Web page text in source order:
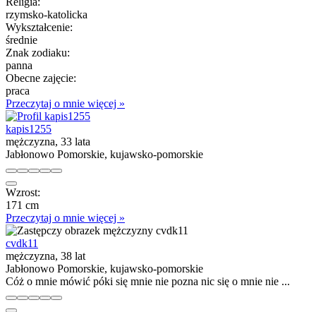
rzymsko-katolicka
Wykształcenie:
średnie
Znak zodiaku:
panna
Obecne zajęcie:
praca
Przeczytaj o mnie więcej »
kapis1255
mężczyzna, 33 lata
Jabłonowo Pomorskie, kujawsko-pomorskie
Wzrost:
171 cm
Przeczytaj o mnie więcej »
cvdk11
mężczyzna, 38 lat
Jabłonowo Pomorskie, kujawsko-pomorskie
Cóż o mnie mówić póki się mnie nie pozna nic się o mnie nie ...